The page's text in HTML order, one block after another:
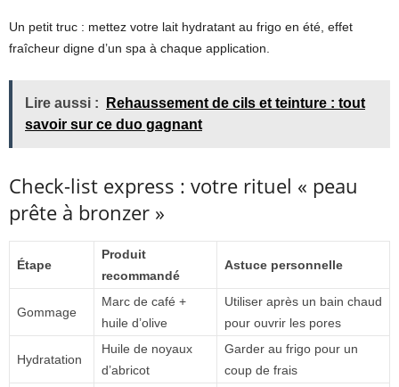
Un petit truc : mettez votre lait hydratant au frigo en été, effet
fraîcheur digne d’un spa à chaque application.
Lire aussi :
Rehaussement de cils et teinture : tout
savoir sur ce duo gagnant
Check-list express : votre rituel « peau
prête à bronzer »
Étape
Produit
recommandé
Astuce personnelle
Gommage
Marc de café +
huile d’olive
Utiliser après un bain chaud
pour ouvrir les pores
Hydratation
Huile de noyaux
d’abricot
Garder au frigo pour un
coup de frais